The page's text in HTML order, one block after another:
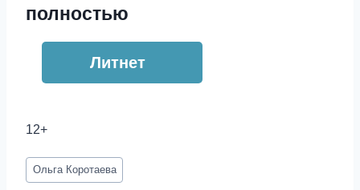
полностью
Литнет
12+
Метки
записи:
Ольга Коротаева